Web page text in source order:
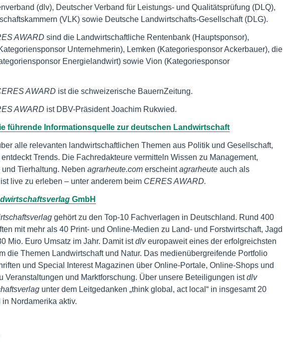
(dlv), Deutscher Verband für Leistungs- und Qualitätsprüfung (DLQ),
(VLK) sowie Deutsche Landwirtschafts-Gesellschaft (DLG).
AWARD sind die Landwirtschaftliche Rentenbank (Hauptsponsor),
Unternehmerin), Lemken (Kategoriesponsor Ackerbauer), die
Energielandwirt) sowie Vion (Kategoriesponsor
AWARD ist die schweizerische BauernZeitung.
AWARD ist DBV-Präsident Joachim Rukwied.
führende Informationsquelle zur deutschen Landwirtschaft
alle relevanten landwirtschaftlichen Themen aus Politik und Gesellschaft,
Trends. Die Fachredakteure vermitteln Wissen zu Management,
Tierhaltung. Neben agrarheute.com erscheintagrarheute auch als
live zu erleben – unter anderem beim CERES AWARD.
GmbH
gehört zu den Top-10 Fachverlagen in Deutschland. Rund 400
mit mehr als 40 Print- und Online-Medien zu Land- und Forstwirtschaft, Jagd
Mio. Euro Umsatz im Jahr. Damit istdlveuropaweit eines der erfolgreichsten
die Themen Landwirtschaft und Natur. Das medienübergreifende Portfolio
und Special Interest Magazinen über Online-Portale, Online-Shops und
Veranstaltungen und Marktforschung. Über unsere Beteiligungen istdlv
unter dem Leitgedanken „think global, act local“ in insgesamt 20
Nordamerika aktiv.